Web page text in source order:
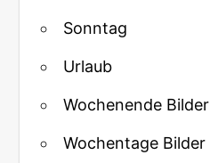
Sonntag
Urlaub
Wochenende Bilder
Wochentage Bilder